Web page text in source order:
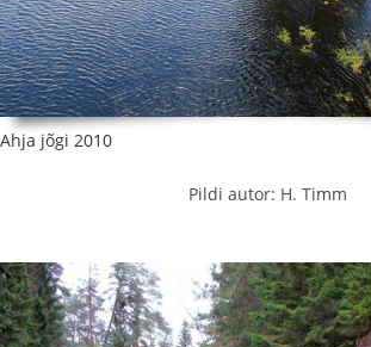
Ahja jõgi 2010
Pildi autor: H. Timm